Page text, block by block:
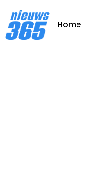
Home